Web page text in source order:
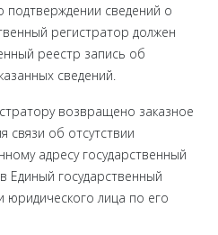
подтверждении сведений о
регистратор должен
реестр запись об
сведений.
возвращено заказное
связи об отсутствии
адресу государственный
Единый государственный
юридического лица по его